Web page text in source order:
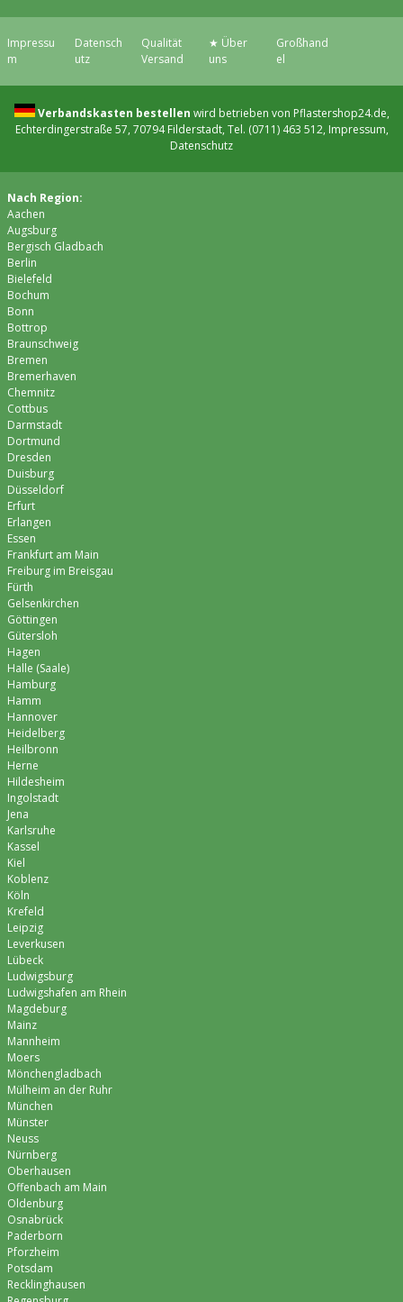
Impressu
m
Datensch
utz
Qualität
Versand
★ Über
uns
Großhand
el
Verbandskasten bestellen wird betrieben von Pflastershop24.de,
Echterdingerstraße 57, 70794 Filderstadt, Tel. (0711) 463 512, Impressum,
Datenschutz
Nach Region:
Aachen
Augsburg
Bergisch Gladbach
Berlin
Bielefeld
Bochum
Bonn
Bottrop
Braunschweig
Bremen
Bremer­haven
Chemnitz
Cottbus
Darmstadt
Dortmund
Dresden
Duisburg
Düsseldorf
Erfurt
Erlangen
Essen
Frankfurt am Main
Freiburg im Breisgau
Fürth
Gelsenkirchen
Göttingen
Gütersloh
Hagen
Halle (Saale)
Hamburg
Hamm
Hannover
Heidelberg
Heilbronn
Herne
Hildesheim
Ingolstadt
Jena
Karlsruhe
Kassel
Kiel
Koblenz
Köln
Krefeld
Leipzig
Leverkusen
Lübeck
Ludwigsburg
Ludwigshafen am Rhein
Magdeburg
Mainz
Mannheim
Moers
Mönchen­gladbach
Mülheim an der Ruhr
München
Münster
Neuss
Nürnberg
Oberhausen
Offenbach am Main
Oldenburg
Osnabrück
Paderborn
Pforzheim
Potsdam
Recklinghausen